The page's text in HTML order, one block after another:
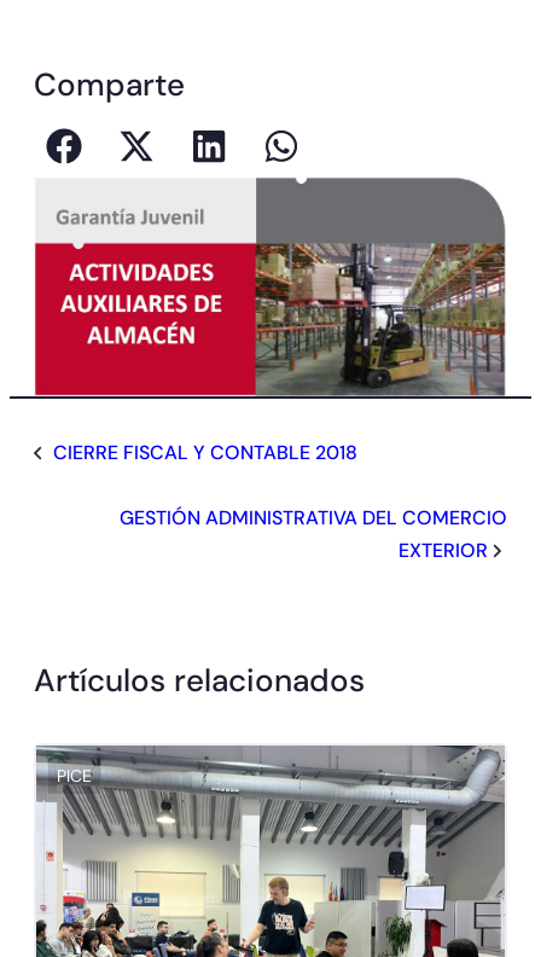
Comparte
CIERRE FISCAL Y CONTABLE 2018
GESTIÓN ADMINISTRATIVA DEL COMERCIO
EXTERIOR
Artículos relacionados
PICE